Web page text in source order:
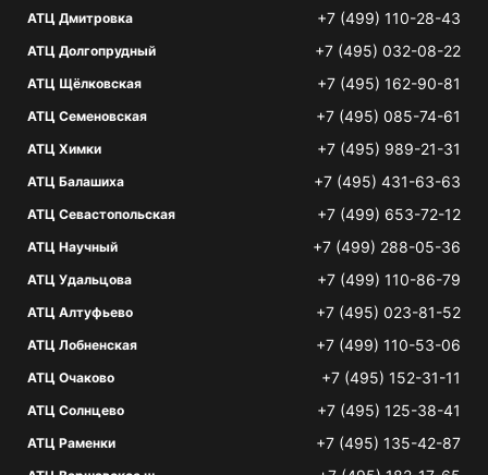
АТЦ Дмитровка +7 (499) 110-28-43
АТЦ Долгопрудный +7 (495) 032-08-22
АТЦ Щёлковская +7 (495) 162-90-81
АТЦ Семеновская +7 (495) 085-74-61
АТЦ Химки +7 (495) 989-21-31
АТЦ Балашиха +7 (495) 431-63-63
АТЦ Севастопольская +7 (499) 653-72-12
АТЦ Научный +7 (499) 288-05-36
АТЦ Удальцова +7 (499) 110-86-79
АТЦ Алтуфьево +7 (495) 023-81-52
АТЦ Лобненская +7 (499) 110-53-06
АТЦ Очаково +7 (495) 152-31-11
АТЦ Солнцево +7 (495) 125-38-41
АТЦ Раменки +7 (495) 135-42-87